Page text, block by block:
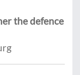
the defence